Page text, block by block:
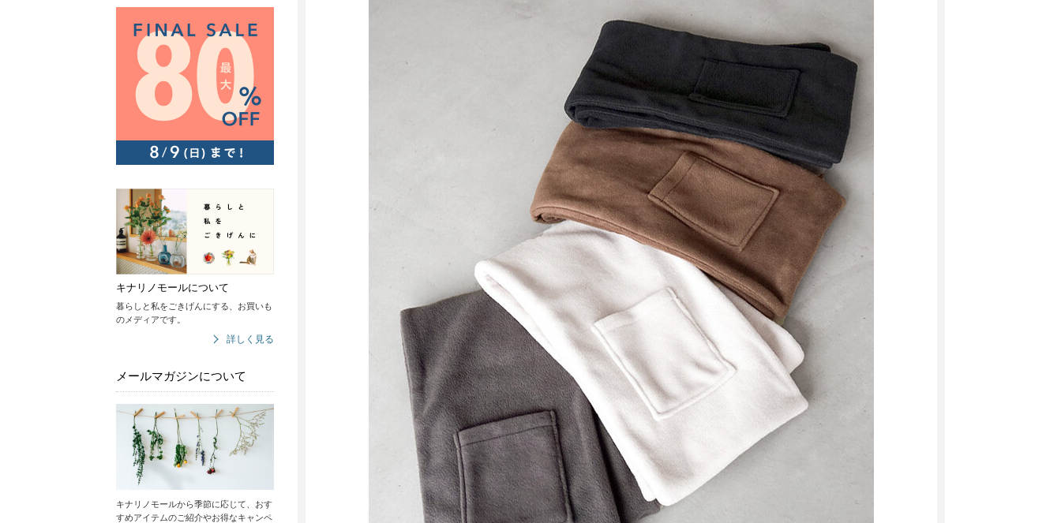
キナリノモールについて
暮らしと私をごきげんにする、お買いも
のメディアです。
詳しく見る
メールマガジンについて
キナリノモールから季節に応じて、おす
すめアイテムのご紹介やお得なキャンペ